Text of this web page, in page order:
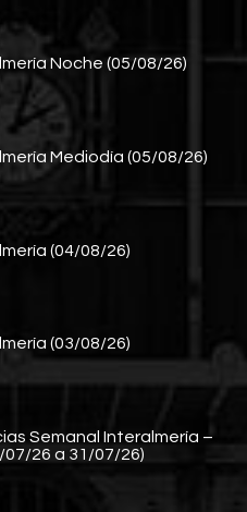
Noche (05/08/26)
Mediodía (05/08/26)
(04/08/26)
(03/08/26)
Semanal Interalmería –
07/26 a 31/07/26)